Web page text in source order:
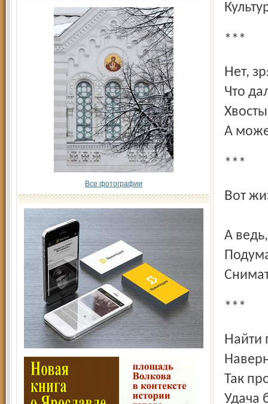
Все фотографии
***
Нет,
Что
А
***
Вот
А
***
Так
Удача